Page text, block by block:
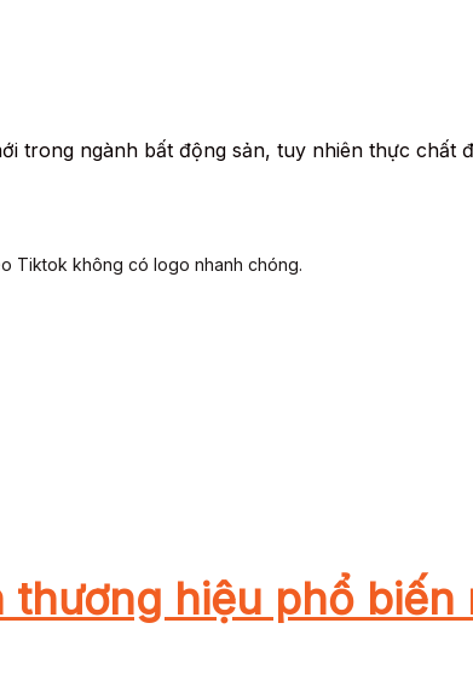
Tiktok không có logo nhanh chóng.
trong ngành bất động sản, tuy nhiên thực chất
thương hiệu phổ biến